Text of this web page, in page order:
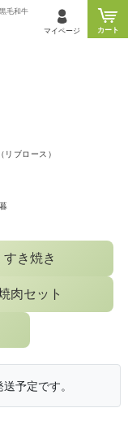
毛和牛
マイページ カート
ブロース）
すき焼き
肉セット
送予定です。